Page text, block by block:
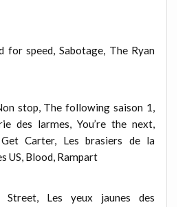
for speed, Sabotage, The Ryan
stop, The following saison 1,
des larmes, You’re the next,
Carter, Les brasiers de la
US, Blood, Rampart
Les yeux jaunes des